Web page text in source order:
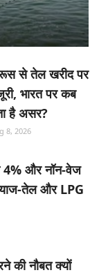
से तेल खरीद पर
भारत पर कब
है असर?
8, 2026
4% और नॉन-वेज
तेल और LPG
की नौबत क्यों